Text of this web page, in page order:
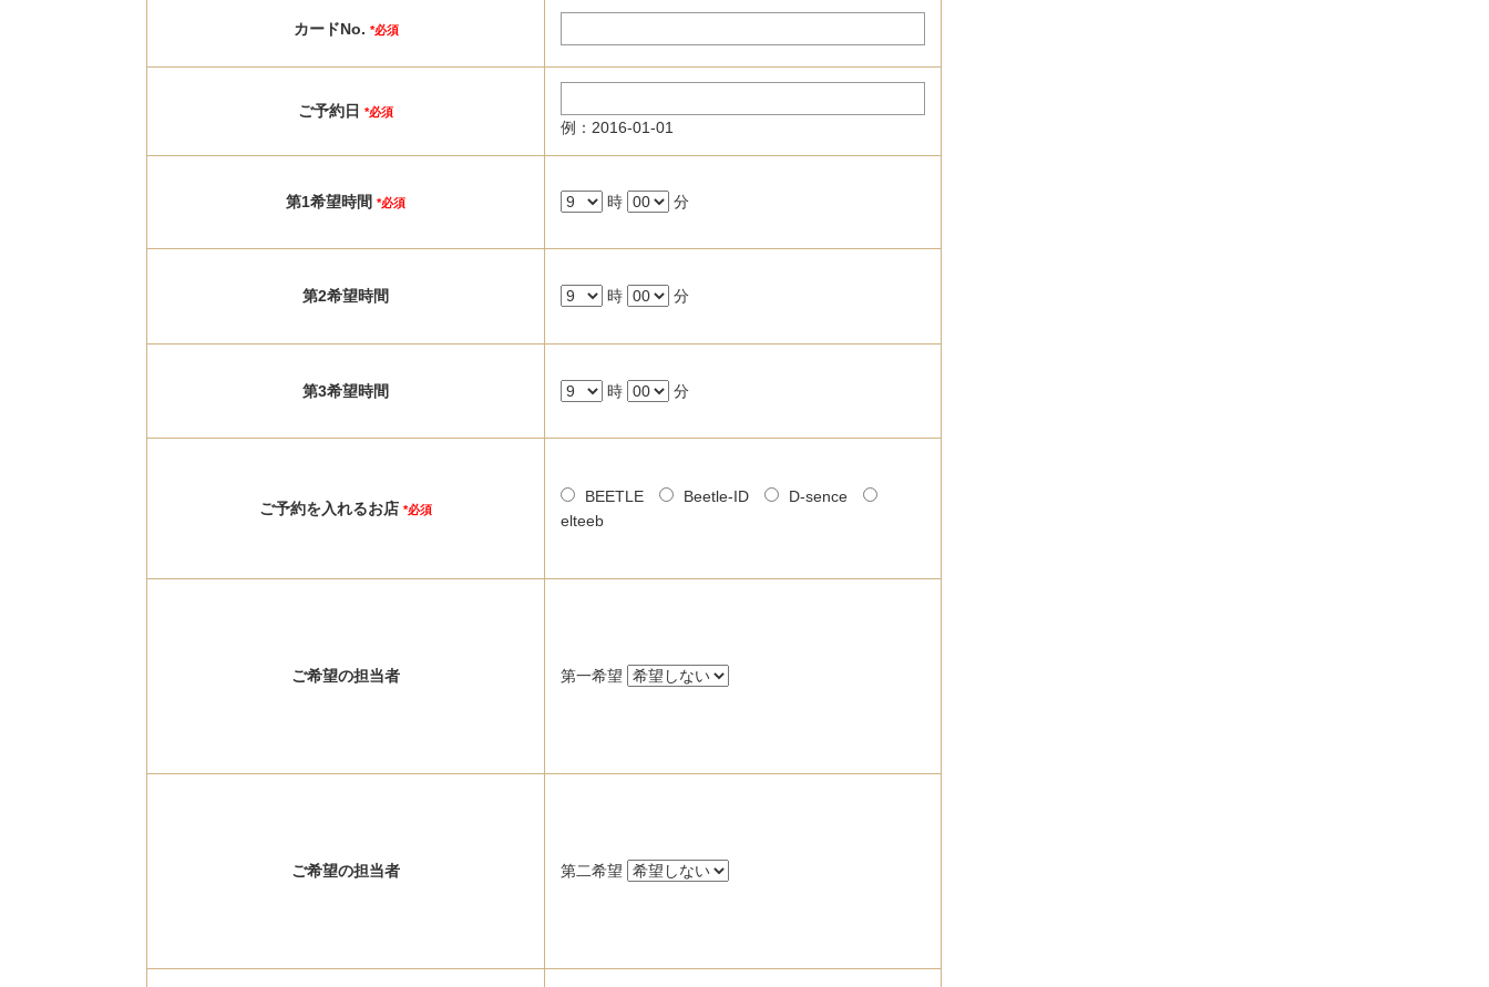
カードNo. *必須
ご予約日 *必須
例：2016-01-01
第1希望時間 *必須 時 分
第2希望時間 時 分
第3希望時間 時 分
ご予約を入れるお店 *必須
BEETLE Beetle-ID
D-sence
elteeb
ご希望の担当者 第一希望
ご希望の担当者 第二希望